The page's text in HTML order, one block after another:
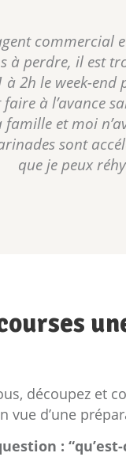
commercial
à perdre, il est
à 2h le week-
à l’avance
et moi
sont
que je peux
découpez et
vue d’une
: